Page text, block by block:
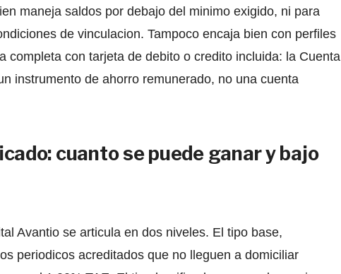
maneja saldos por debajo del minimo exigido, ni para
de vinculacion. Tampoco encaja bien con perfiles
completa con tarjeta de debito o credito incluida: la Cuenta
instrumento de ahorro remunerado, no una cuenta
cuanto se puede ganar y bajo
Avantio se articula en dos niveles. El tipo base,
periodicos acreditados que no lleguen a domiciliar